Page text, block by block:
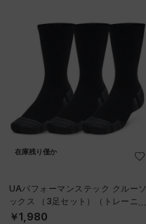
在庫残り僅か
UAパフォーマンステック クルーソ
ックス （3足セット）（トレーニン
グ/UNISEX）
￥1,980